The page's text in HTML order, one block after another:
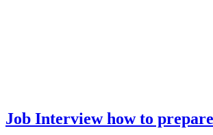
Job Interview how to